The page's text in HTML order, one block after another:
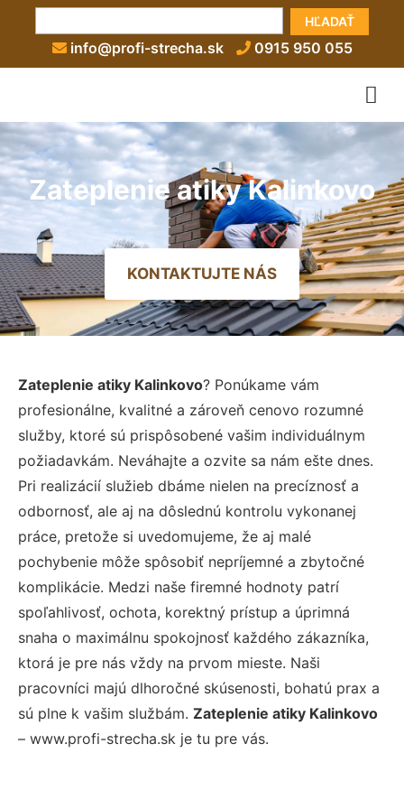
HĽADAŤ
info@profi-strecha.sk 0915 950 055
Zateplenie atiky Kalinkovo
KONTAKTUJTE NÁS
Zateplenie atiky Kalinkovo? Ponúkame vám
profesionálne, kvalitné a zároveň cenovo rozumné
služby, ktoré sú prispôsobené vašim individuálnym
požiadavkám. Neváhajte a ozvite sa nám ešte dnes.
Pri realizácií služieb dbáme nielen na precíznosť a
odbornosť, ale aj na dôslednú kontrolu vykonanej
práce, pretože si uvedomujeme, že aj malé
pochybenie môže spôsobiť nepríjemné a zbytočné
komplikácie. Medzi naše firemné hodnoty patrí
spoľahlivosť, ochota, korektný prístup a úprimná
snaha o maximálnu spokojnosť každého zákazníka,
ktorá je pre nás vždy na prvom mieste. Naši
pracovníci majú dlhoročné skúsenosti, bohatú prax a
sú plne k vašim službám. Zateplenie atiky Kalinkovo
– www.profi-strecha.sk je tu pre vás.